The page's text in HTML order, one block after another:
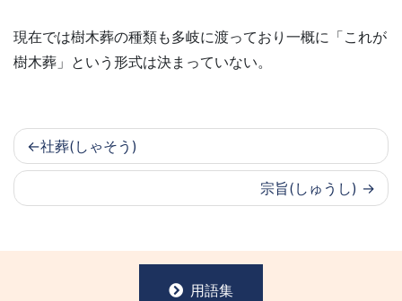
現在では樹木葬の種類も多岐に渡っており一概に「これが
樹木葬」という形式は決まっていない。
社葬(しゃそう)
宗旨(しゅうし)
用語集